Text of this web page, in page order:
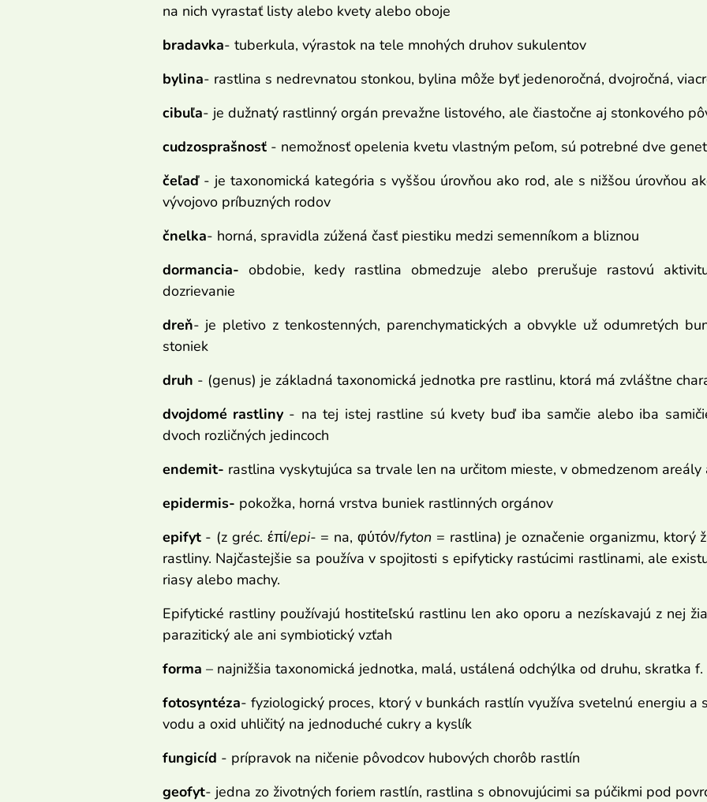
na nich vyrastať listy alebo kvety alebo oboje
bradavka- tuberkula, výrastok na tele mnohých druhov sukulentov
bylina- rastlina s nedrevnatou stonkou, bylina môže byť jedenoročná, dvojročná,
cibuľa- je dužnatý rastlinný orgán prevažne listového, ale čiastočne aj stonkového
cudzosprašnosť- nemožnosť opelenia kvetu vlastným peľom, sú potrebné dve
čeľaď- je taxonomická kategória s vyššou úrovňou ako rod, ale s nižšou úrovňou
vývojovo príbuzných rodov
čnelka- horná, spravidla zúžená časť piestiku medzi semenníkom a bliznou
dormancia- obdobie, kedy rastlina obmedzuje alebo prerušuje rastovú
dozrievanie
dreň- je pletivo z tenkostenných, parenchymatických a obvykle už odumretých
stoniek
druh - (genus) je základná taxonomická jednotka pre rastlinu, ktorá má zvláštne
dvojdomé rastliny- na tej istej rastline sú kvety buď iba samčie alebo iba
dvoch rozličných jedincoch
endemit- rastlina vyskytujúca sa trvale len na určitom mieste, v obmedzenom
epidermis- pokožka, horná vrstva buniek rastlinných orgánov
epifyt- (z gréc. έπί/epi- = na, φύτόν/fyton = rastlina) je označenie organizmu, ktorý
rastliny. Najčastejšie sa používa v spojitosti s epifyticky rastúcimi rastlinami, ale
riasy alebo machy.
Epifytické rastliny používajú hostiteľskú rastlinu len ako oporu a nezískavajú z nej
parazitický ale ani symbiotický vzťah
forma – najnižšia taxonomická jednotka, malá, ustálená odchýlka od druhu, skratka f.
fotosyntéza- fyziologický proces, ktorý v bunkách rastlín využíva svetelnú energiu a
vodu a oxid uhličitý na jednoduché cukry a kyslík
fungicíd - prípravok na ničenie pôvodcov hubových chorôb rastlín
geofyt- jedna zo životných foriem rastlín, rastlina s obnovujúcimi sa púčikmi pod